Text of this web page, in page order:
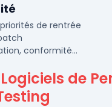
de rentrée
conformité
Logiciels de